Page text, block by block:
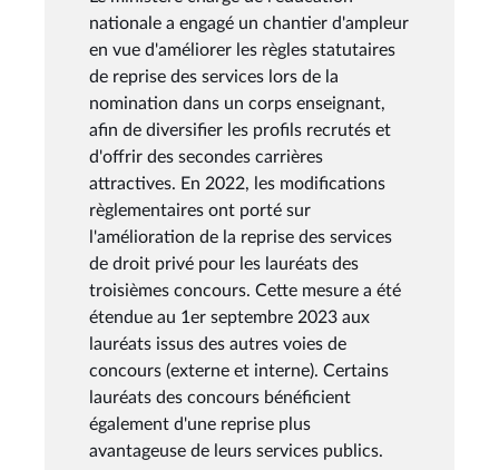
nationale a engagé un chantier d'ampleur
en vue d'améliorer les règles statutaires
de reprise des services lors de la
nomination dans un corps enseignant,
afin de diversifier les profils recrutés et
d'offrir des secondes carrières
attractives. En 2022, les modifications
règlementaires ont porté sur
l'amélioration de la reprise des services
de droit privé pour les lauréats des
troisièmes concours. Cette mesure a été
étendue au 1er septembre 2023 aux
lauréats issus des autres voies de
concours (externe et interne). Certains
lauréats des concours bénéficient
également d'une reprise plus
avantageuse de leurs services publics.